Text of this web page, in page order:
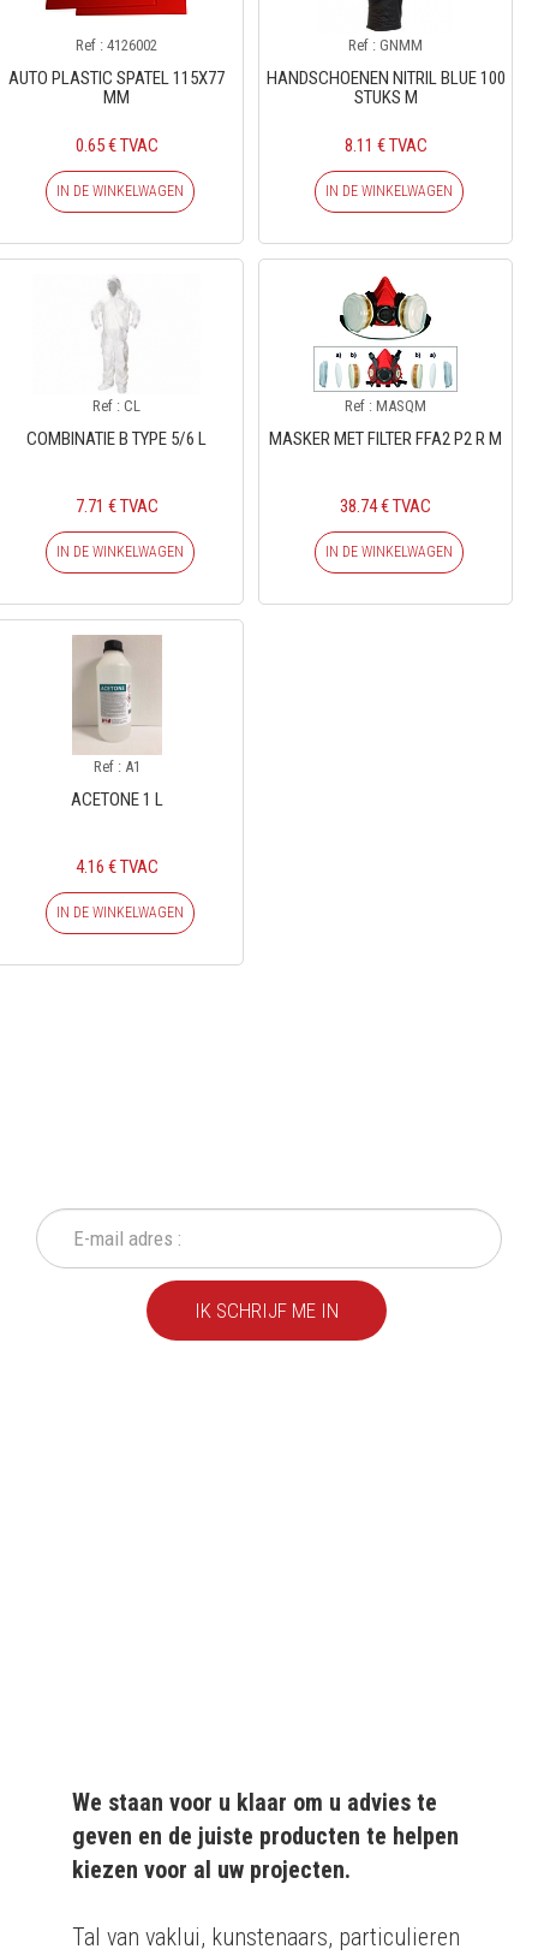
Ref : 4126002
AUTO PLASTIC SPATEL 115X77
MM
0.65 € TVAC
IN DE WINKELWAGEN
Ref : GNMM
HANDSCHOENEN NITRIL BLUE 100
STUKS M
8.11 € TVAC
IN DE WINKELWAGEN
Ref : CL
COMBINATIE B TYPE 5/6 L
7.71 € TVAC
IN DE WINKELWAGEN
Ref : MASQM
MASKER MET FILTER FFA2 P2 R M
38.74 € TVAC
IN DE WINKELWAGEN
Ref : A1
ACETONE 1 L
4.16 € TVAC
IN DE WINKELWAGEN
IK SCHRIJF ME IN
We staan voor u klaar om u advies te
geven en de juiste producten te helpen
kiezen voor al uw projecten.
Tal van vaklui, kunstenaars, particulieren